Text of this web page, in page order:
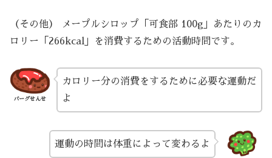
（その他） メープルシロップ「可食部 100g」あたりのカ
ロリー「266kcal」を消費するための活動時間です。
バーグせんせ
カロリー分の消費をするために必要な運動だ
よ
運動の時間は体重によって変わるよ